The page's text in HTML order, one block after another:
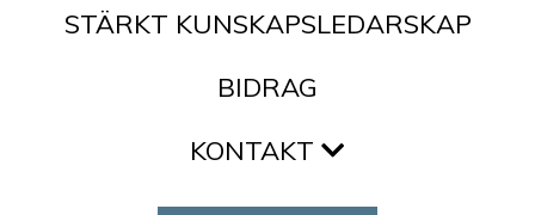
STÄRKT KUNSKAPSLEDARSKAP
BIDRAG
KONTAKT